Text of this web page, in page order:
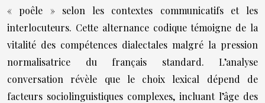
« poêle » selon les contextes communicatifs et les
interlocuteurs. Cette alternance codique témoigne de la
vitalité des compétences dialectales malgré la pression
normalisatrice du français standard. L’analyse
conversation révèle que le choix lexical dépend de
facteurs sociolinguistiques complexes, incluant l’âge des